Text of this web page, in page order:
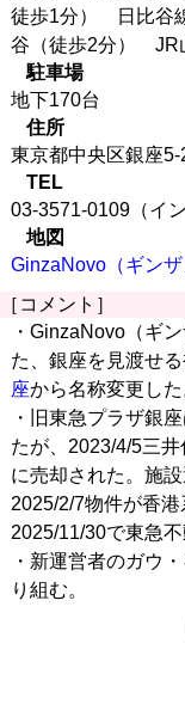
徒歩1分） 日比谷
谷（徒歩2分） JR
駐車場
地下170台
住所
東京都中央区銀座5-
TEL
03-3571-0109（イ
地図
GinzaNovo（ギン
［コメント］
・GinzaNovo（ギ
た、銀座を見渡せ
座から名称変更した
・旧東急プラザ銀
たが、2023/4/5三
に売却された。施
2025/2/7物件が香港
2025/11/30で東急
・新運営者のガウ
り組む。